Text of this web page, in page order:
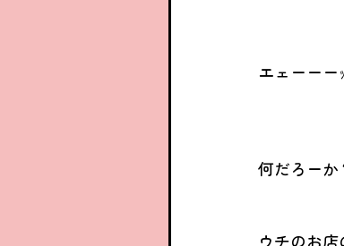
エェーーー
何だろーか
ウチのお